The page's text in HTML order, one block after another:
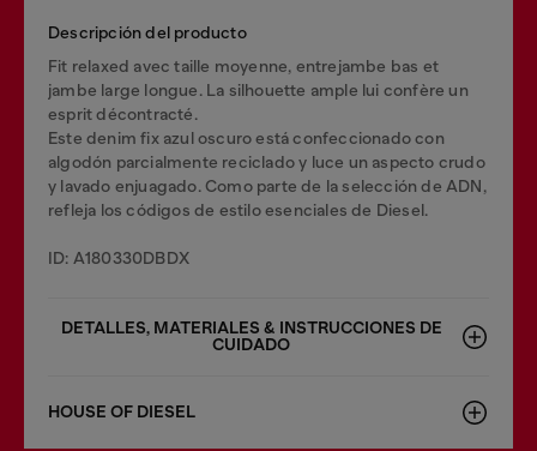
Descripción del producto
Fit relaxed avec taille moyenne, entrejambe bas et
jambe large longue. La silhouette ample lui confère un
esprit décontracté.
Este denim fix azul oscuro está confeccionado con
algodón parcialmente reciclado y luce un aspecto crudo
y lavado enjuagado. Como parte de la selección de ADN,
refleja los códigos de estilo esenciales de Diesel.
ID: A180330DBDX
DETALLES, MATERIALES & INSTRUCCIONES DE
CUIDADO
HOUSE OF DIESEL